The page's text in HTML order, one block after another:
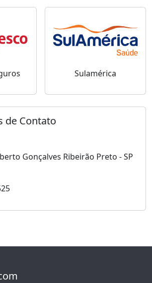
Sulamérica
de Contato
Gonçalves Ribeirão Preto - SP